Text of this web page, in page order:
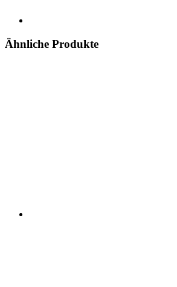
Ähnliche Produkte